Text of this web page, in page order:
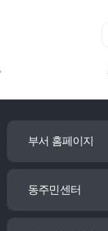
부서 홈페이지
동주민센터